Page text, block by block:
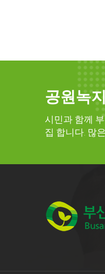
공원녹
시민과 함께
집 합니다. 많